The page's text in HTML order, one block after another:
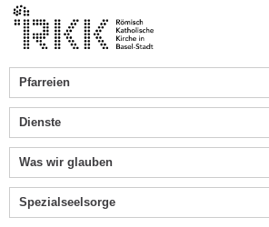
Pfarreien
Dienste
Was wir glauben
Spezialseelsorge